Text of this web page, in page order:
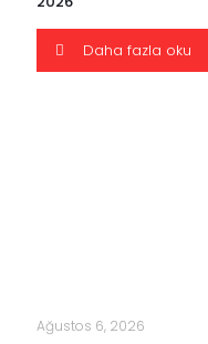
Daha fazla oku
Ağustos 6, 2026